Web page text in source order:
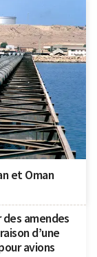
et Oman
des amendes
d’une
avions